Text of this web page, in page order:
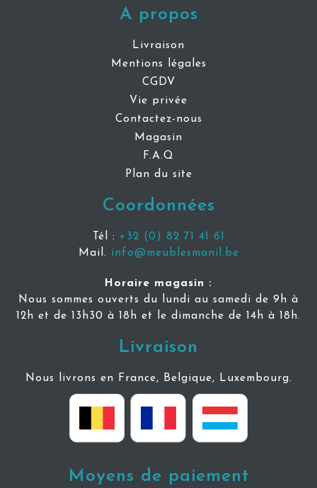
A propos
Livraison
Mentions légales
CGDV
Vie privée
Contactez-nous
Magasin
F.A.Q
Plan du site
Coordonnées
Tél : +32 (0) 82 71 41 61
Mail. info@meublesmanil.be
Horaire magasin :
Nous sommes ouverts du lundi au samedi de 9h à
12h et de 13h30 à 18h et le dimanche de 14h à 18h.
Livraison
Nous livrons en France, Belgique, Luxembourg.
Moyens de paiement